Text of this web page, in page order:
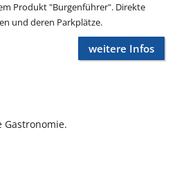
Produkt "Burgenführer". Direkte
und deren Parkplätze.
weitere Infos
Gastronomie.